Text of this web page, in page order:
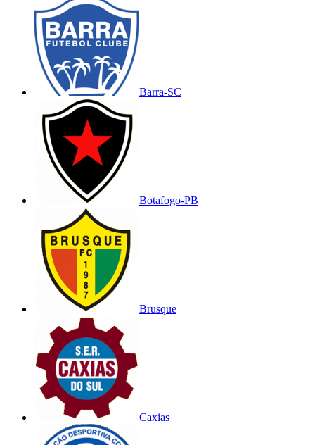
Barra-SC
Botafogo-PB
Brusque
Caxias